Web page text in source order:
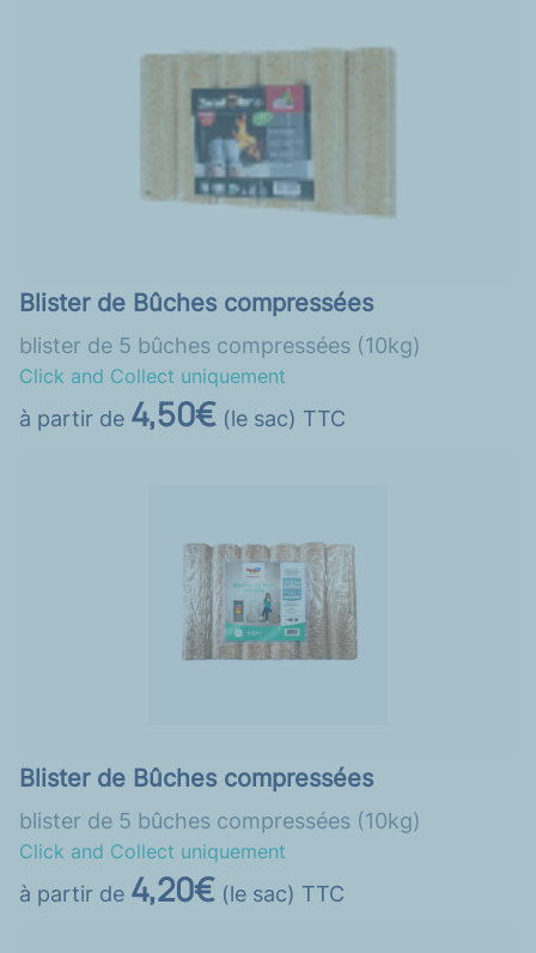
Blister de Bûches compressées
blister de 5 bûches compressées (10kg)
Click and Collect uniquement
à partir de 4,50€ (le sac) TTC
Blister de Bûches compressées
blister de 5 bûches compressées (10kg)
Click and Collect uniquement
à partir de 4,20€ (le sac) TTC